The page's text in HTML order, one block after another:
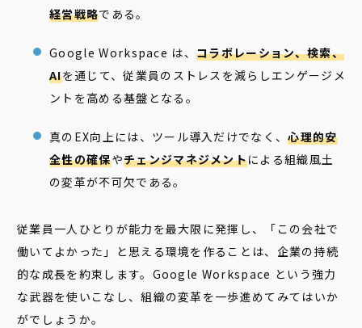
経営戦略である。
Google Workspace は、コラボレーション、検索、
AIを通じて、従業員のストレスを減らしエンゲージメ
ントを高める基盤となる。
真のEX向上には、ツール導入だけでなく、心理的安
全性の確保やチェンジマネジメントによる組織風土
の変革が不可欠である。
従業員一人ひとりが能力を最大限に発揮し、「この会社で
働いてよかった」と思える環境を作ることは、企業の持続
的な成長を約束します。Google Workspace という強力
な武器を使いこなし、組織の変革を一歩進めてみてはいか
がでしょうか。